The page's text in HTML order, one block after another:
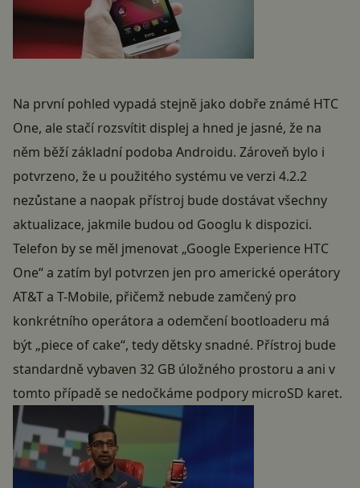
Na první pohled vypadá stejně jako dobře známé HTC
One, ale stačí rozsvítit displej a hned je jasné, že na
něm běží základní podoba Androidu. Zároveň bylo i
potvrzeno, že u použitého systému ve verzi 4.2.2
nezůstane a naopak přístroj bude dostávat všechny
aktualizace, jakmile budou od Googlu k dispozici.
Telefon by se měl jmenovat „Google Experience HTC
One“ a zatím byl potvrzen jen pro americké operátory
AT&T a T-Mobile, přičemž nebude zamčený pro
konkrétního operátora a odemčení bootloaderu má
být „piece of cake“, tedy dětsky snadné. Přístroj bude
standardně vybaven 32 GB úložného prostoru a ani v
tomto případě se nedočkáme podpory microSD karet.